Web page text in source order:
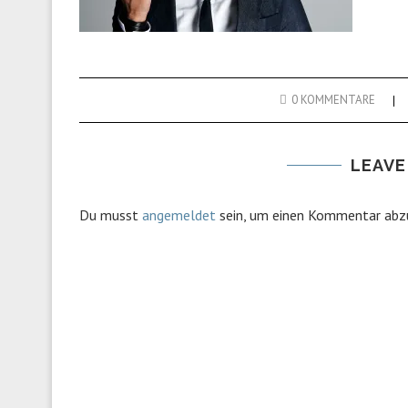
0 KOMMENTARE
Du musst angemeldet sein, um einen Kommentar